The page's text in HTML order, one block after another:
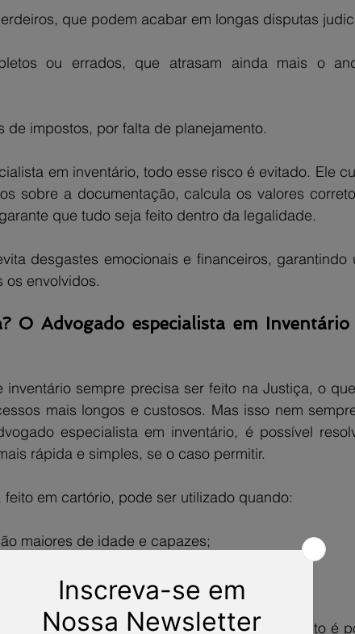
que podem acabar em longas disputas
ou errados, que atrasam ainda mais o
de impostos, por falta de planejamento.
em inventário, todo esse risco é evitado. Ele
sobre a documentação, calcula os valores
que tudo seja feito dentro da legalidade.
desgastes emocionais e financeiros, garantindo
os envolvidos.
O Advogado especialista em
inventário sempre precisa ser feito na Justiça, o
mais longos e custosos. Mas isso nem
especialista em inventário, é possível
rápida e simples, se o caso permitir.
em cartório, pode ser utilizado quando:
maiores de idade e capazes;
partes;
(em alguns estados, mesmo com testamento é